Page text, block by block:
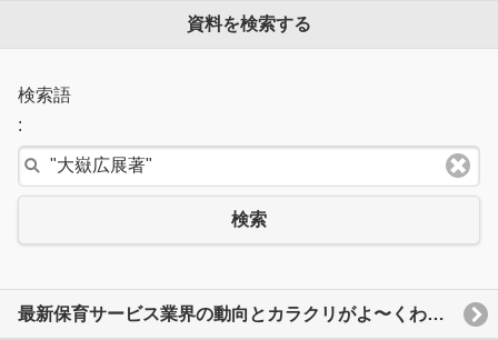
資料を検索する
検索語
:
検索
最新保育サービス業界の動向とカラクリがよ〜くわかる本 : 業界人、就職、転職に役立つ情報満載